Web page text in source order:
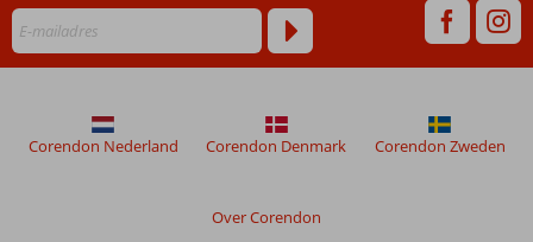
hun
verblijf
in
Ali
Over Corendon
Corendon Nederland Corendon Denmark Corendon Zweden